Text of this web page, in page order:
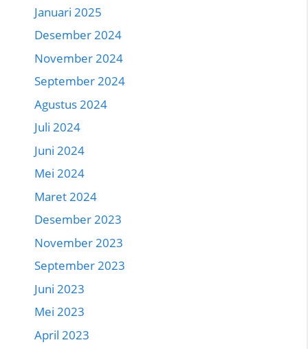
Januari 2025
Desember 2024
November 2024
September 2024
Agustus 2024
Juli 2024
Juni 2024
Mei 2024
Maret 2024
Desember 2023
November 2023
September 2023
Juni 2023
Mei 2023
April 2023